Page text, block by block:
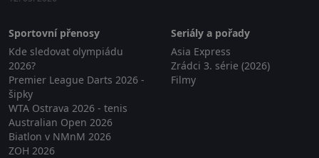
Sportovní přenosy
Kde sledovat olympiádu
2026?
Premier League Darts 2026 -
šipky
WTA Ostrava 2026 - tenis
Australian Open 2026
Biatlon v NMnM 2026
ZOH 2026
Seriály a pořady
Asia Express
Zrádci 3. série (2026)
Filmy